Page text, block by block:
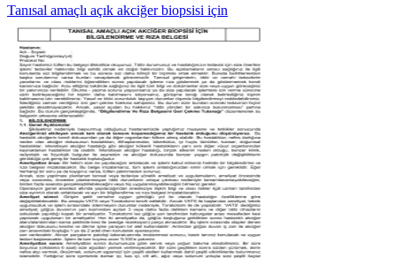
Tanısal amaçlı açık akciğer biopsisi için